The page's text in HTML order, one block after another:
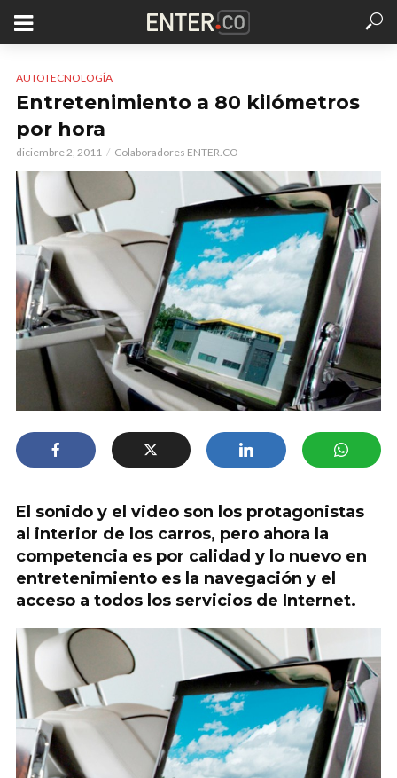
AUTOTECNOLOGÍA
Entretenimiento a 80 kilómetros
por hora
diciembre 2, 2011 Colaboradores ENTER.CO
El sonido y el video son los protagonistas
al interior de los carros, pero ahora la
competencia es por calidad y lo nuevo en
entretenimiento es la navegación y el
acceso a todos los servicios de Internet.